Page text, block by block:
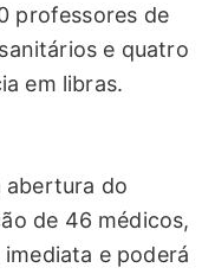
professores de
e quatro
em libras.
abertura do
de 46 médicos,
e poderá